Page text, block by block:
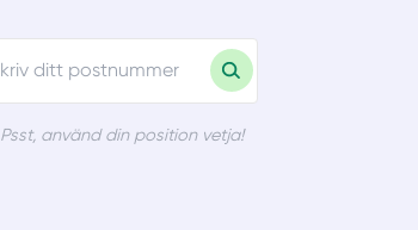
Psst, använd din position vetja!